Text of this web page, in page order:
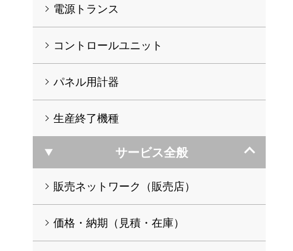
電源トランス
コントロールユニット
パネル用計器
生産終了機種
サービス全般
販売ネットワーク（販売店）
価格・納期（見積・在庫）